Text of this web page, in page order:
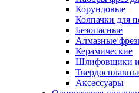
Корундовые
Колпачки для
Безопасные
Алмазные
Керамические
Шлифовщики
Аксессуары